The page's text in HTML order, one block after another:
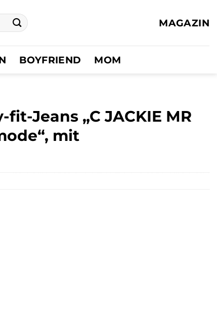
MAGAZIN
BOYFRIEND MOM
fit-Jeans „C JACKIE MR
mit